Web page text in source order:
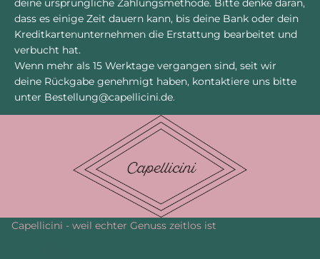
deine ursprüngliche Zahlungsmethode. Bitte denke daran,
dass es einige Zeit dauern kann, bis deine Bank oder dein
Kreditkartenunternehmen die Erstattung bearbeitet und
verbucht hat.
Wenn mehr als 15 Werktage vergangen sind, seit wir
deine Rückgabe genehmigt haben, kontaktiere uns bitte
unter Bestellung@capellicini.de.
Capellicini - weil echter Genuss zeitlos ist